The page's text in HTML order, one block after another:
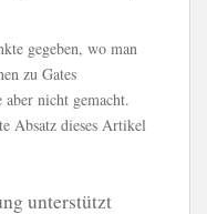
gegeben, wo man
zu Gates
nicht gemacht.
Absatz dieses Artikel
unterstützt